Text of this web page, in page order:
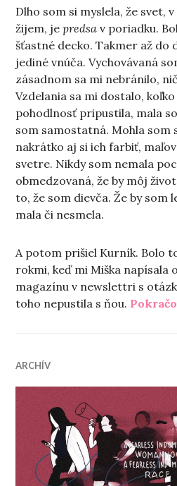
Dlho som si myslela, že svet,
žijem, jepredsav poriadku.
šťastné decko. Takmer až do
jediné vnúča. Vychovávaná
zásadnom sa mi nebránilo,
Vzdelania sa mi dostalo,
pohodlnosť pripustila, mala
som samostatná. Mohla som
nakrátko aj si ich farbiť,
svetre. Nikdy som nemala
obmedzovaná, že by môj
to, že som dievča. Že by som
mala či nesmela.
A potom prišiel Kurník. Bolo
rokmi, keď mi Miška napísala
magazínu v newslettri s
toho nepustila s ňou.
ARCHÍV